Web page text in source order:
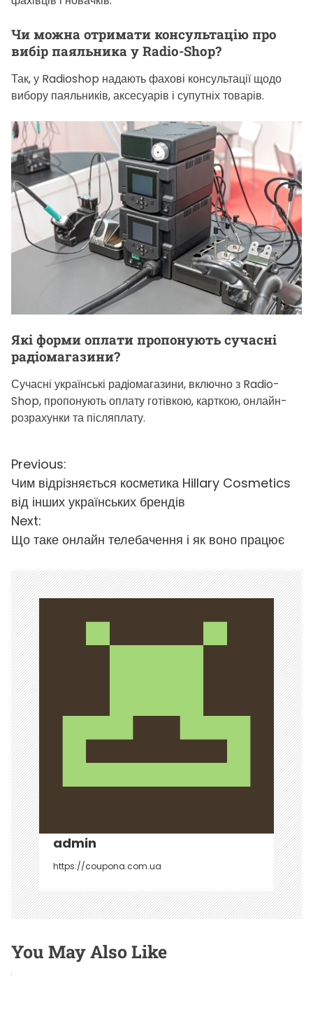
Чи можна отримати консультацію про
вибір паяльника у Radio-Shop?
Так, у Radioshop надають фахові консультації щодо
вибору паяльників, аксесуарів і супутніх товарів.
Які форми оплати пропонують сучасні
радiомагазини?
Сучасні українські радiомагазини, включно з Radio-
Shop, пропонують оплату готівкою, карткою, онлайн-
розрахунки та післяплату.
Н
а
в
и
г
а
ц
и
я
п
о
з
а
п
и
с
я
м
Previous:
Чим відрізняється косметика Hillary Cosmetics
від інших українських брендів
Next:
Що таке онлайн телебачення і як воно працює
admin
https://coupona.com.ua
You May Also Like